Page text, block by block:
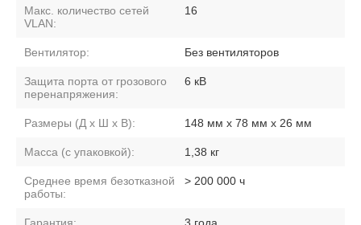
Макс. количество сетей
VLAN:
16
Вентилятор: Без вентиляторов
Защита порта от грозового
перенапряжения:
6 кВ
Размеры (Д x Ш x В): 148 мм x 78 мм x 26 мм
Масса (с упаковкой): 1,38 кг
Среднее время безотказной
работы:
> 200 000 ч
Гарантия: 3 года